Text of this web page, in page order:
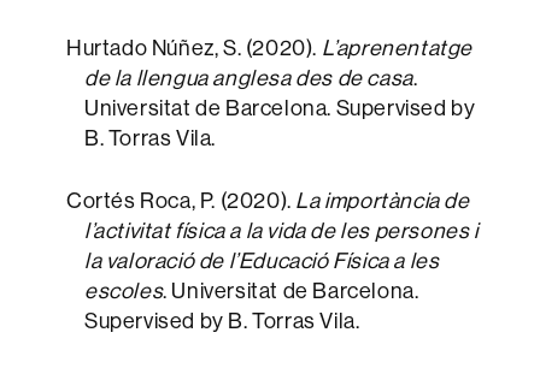
Hurtado Núñez, S. (2020). L’aprenentatge
de la llengua anglesa des de casa.
Universitat de Barcelona. Supervised by
B. Torras Vila.
Cortés Roca, P. (2020). La importància de
l’activitat física a la vida de les persones i
la valoració de l’Educació Física a les
escoles. Universitat de Barcelona.
Supervised by B. Torras Vila.